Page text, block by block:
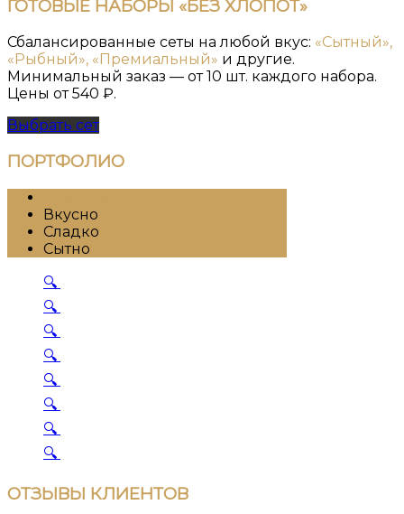
ГОТОВЫЕ НАБОРЫ «БЕЗ ХЛОПОТ»
Сбалансированные сеты на любой вкус: «Сытный»,
«Рыбный», «Премиальный» и другие.
Минимальный заказ — от 10 шт. каждого набора.
Цены от 540 ₽.
Выбрать сет
ПОРТФОЛИО
Вкусно
Сладко
Сытно
🔍
🔍
🔍
🔍
🔍
🔍
🔍
🔍
ОТЗЫВЫ КЛИЕНТОВ